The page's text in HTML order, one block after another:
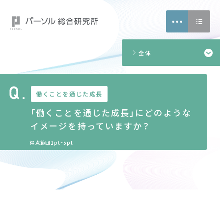
働くことを通じた成長
「働くことを通じた成長」にどのような
イメージを持っていますか？
得点範囲1pt~5pt
全体